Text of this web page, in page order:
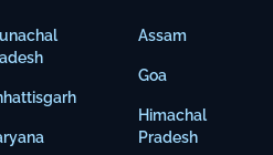
Assam
Goa
Himachal
Pradesh